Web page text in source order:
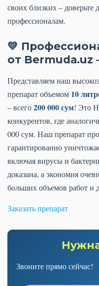
своих близких –
профессионалам.
💛
от Bermuda.uz
Представляем наш
препарат объемом 10
– всего200 000 сум! Это
конкурентов, где
000 сум. Наш препарат
гарантированно
включая вирусы и
доказана, а экономия
больших объемов работ и
Заказать препарат
Звоните прямо сейчас!